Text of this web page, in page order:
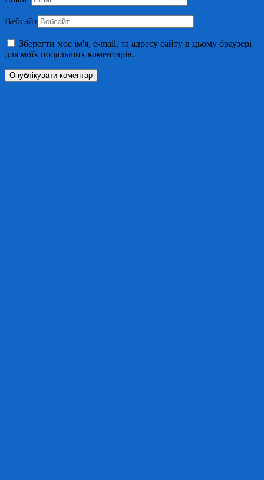
Вебсайт
Зберегти моє ім'я, e-mail, та адресу сайту в цьому браузері
для моїх подальших коментарів.